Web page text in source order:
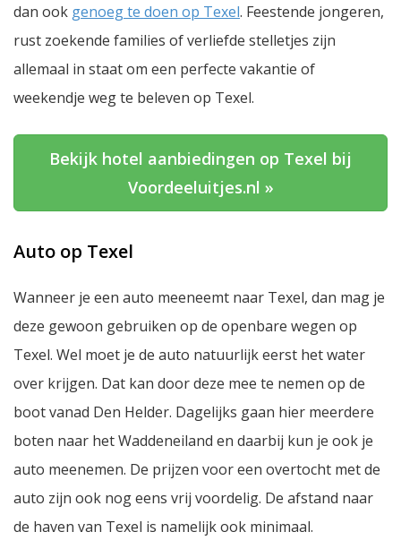
dan ook genoeg te doen op Texel. Feestende jongeren,
rust zoekende families of verliefde stelletjes zijn
allemaal in staat om een perfecte vakantie of
weekendje weg te beleven op Texel.
Bekijk hotel aanbiedingen op Texel bij
Voordeeluitjes.nl »
Auto op Texel
Wanneer je een auto meeneemt naar Texel, dan mag je
deze gewoon gebruiken op de openbare wegen op
Texel. Wel moet je de auto natuurlijk eerst het water
over krijgen. Dat kan door deze mee te nemen op de
boot vanad Den Helder. Dagelijks gaan hier meerdere
boten naar het Waddeneiland en daarbij kun je ook je
auto meenemen. De prijzen voor een overtocht met de
auto zijn ook nog eens vrij voordelig. De afstand naar
de haven van Texel is namelijk ook minimaal.